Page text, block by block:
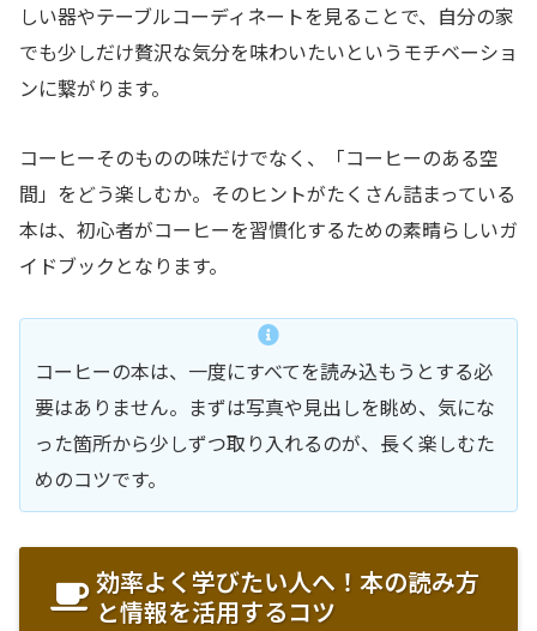
しい器やテーブルコーディネートを見ることで、自分の家
でも少しだけ贅沢な気分を味わいたいというモチベーショ
ンに繋がります。
コーヒーそのものの味だけでなく、「コーヒーのある空
間」をどう楽しむか。そのヒントがたくさん詰まっている
本は、初心者がコーヒーを習慣化するための素晴らしいガ
イドブックとなります。
コーヒーの本は、一度にすべてを読み込もうとする必
要はありません。まずは写真や見出しを眺め、気にな
った箇所から少しずつ取り入れるのが、長く楽しむた
めのコツです。
効率よく学びたい人へ！本の読み方
と情報を活用するコツ